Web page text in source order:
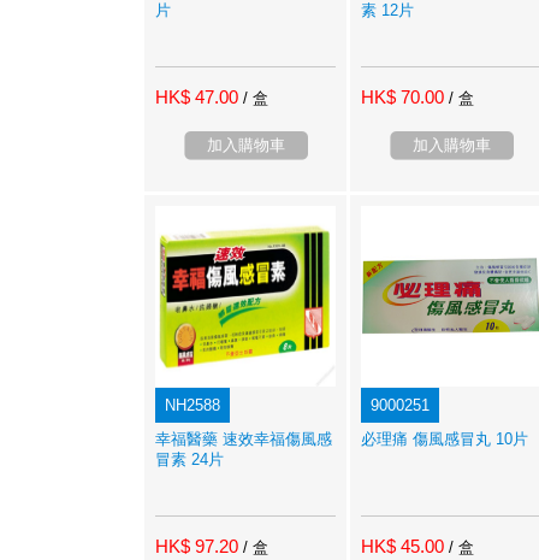
片
HK$ 47.00 / 盒
加入購物車
素 12片
HK$ 70.00 / 盒
加入購物車
NH2588
幸福醫藥 速效幸福傷風感
冒素 24片
HK$ 97.20 / 盒
9000251
必理痛 傷風感冒丸 10片
HK$ 45.00 / 盒